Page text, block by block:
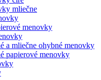
mliečne
menovky
a mliečne ohybné menovky
papierové menovky